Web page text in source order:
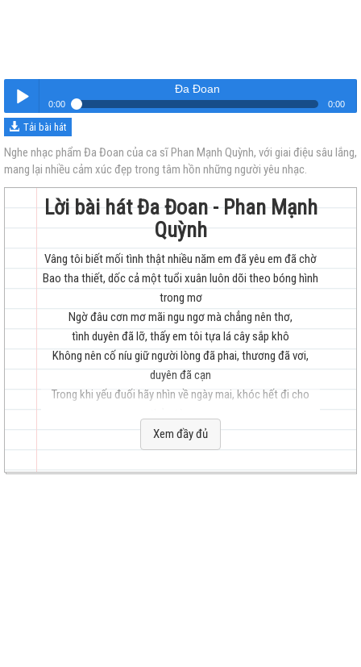
Nghe
Đa Đoan
0:00 0:00
Đa Đoan
Tải bài hát
Nghe nhạc phẩm Đa Đoan của ca sĩ Phan Mạnh Quỳnh, với giai điệu sâu lắng,
mang lại nhiều cảm xúc đẹp trong tâm hồn những người yêu nhạc.
Lời bài hát Đa Đoan - Phan Mạnh
Quỳnh
Vâng tôi biết mối tình thật nhiều năm em đã yêu em đã chờ
Bao tha thiết, dốc cả một tuổi xuân luôn dõi theo bóng hình
trong mơ
Ngờ đâu cơn mơ mãi ngu ngơ mà chẳng nên thơ,
tình duyên đã lỡ, thấy em tôi tựa lá cây sắp khô
Không nên cố níu giữ người lòng đã phai, thương đã vơi,
duyên đã cạn
Trong khi yếu đuối hãy nhìn về ngày mai, khóc hết đi cho
Đời em đa đoan cánh chim bay ngọn gió cuốn xoay
Tình yêu đứt gánh, giữa hoang mang mọi thứ đang đổi thay..
Ánh mắt âm u, cõi lòng mây mù, bây giờ em nghĩ đến anh ta
Xem đầy đủ